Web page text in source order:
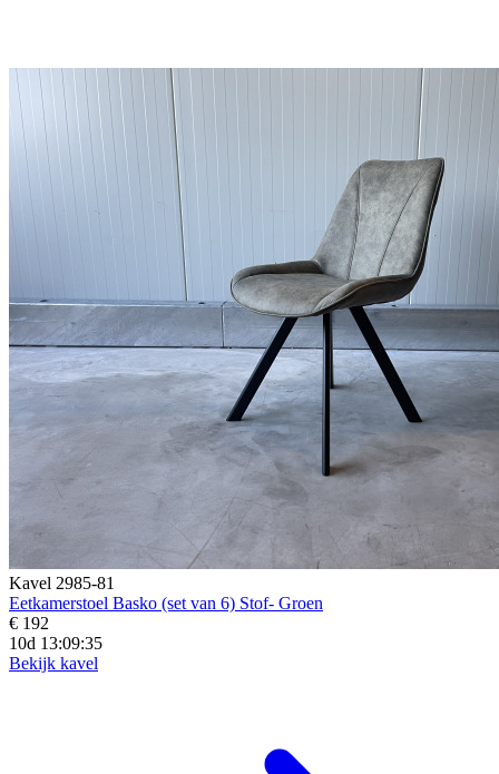
Kavel 2985-81
Eetkamerstoel Basko (set van 6) Stof- Groen
€ 192
10d 13:09:33
Bekijk kavel